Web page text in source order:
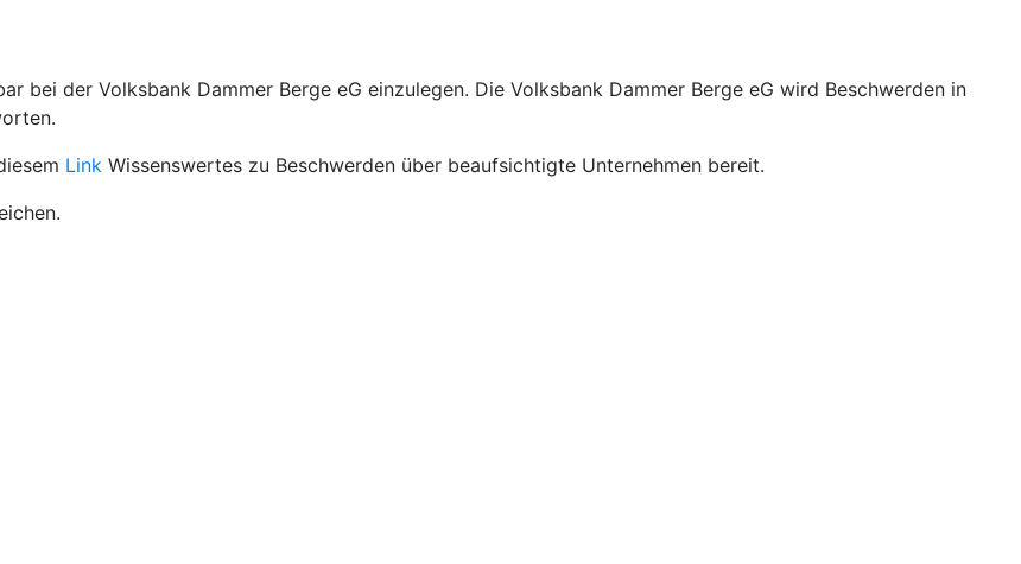
bei der Volksbank Dammer Berge eG einzulegen. Die Volksbank Dammer Berge eG wird Beschwerden in
Link Wissenswertes zu Beschwerden über beaufsichtigte Unternehmen bereit.